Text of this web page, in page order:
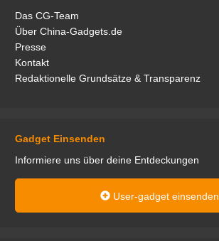
Das CG-Team
Über China-Gadgets.de
Presse
Kontakt
Redaktionelle Grundsätze & Transparenz
Gadget Einsenden
Informiere uns über deine Entdeckungen
User-gadget einsenden